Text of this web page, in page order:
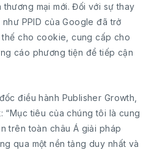
mại mới. Đối với sự thay
PPID của Google đã trở
thế cho cookie, cung cấp cho
cáo phương tiện để tiếp cận
điều hành Publisher Growth,
“Mục tiêu của chúng tôi là cung
trên toàn châu Á giải pháp
qua một nền tảng duy nhất và